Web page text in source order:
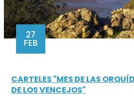
27
FEB
CARTELES "MES DE LAS
DE LOS VENCEJOS"